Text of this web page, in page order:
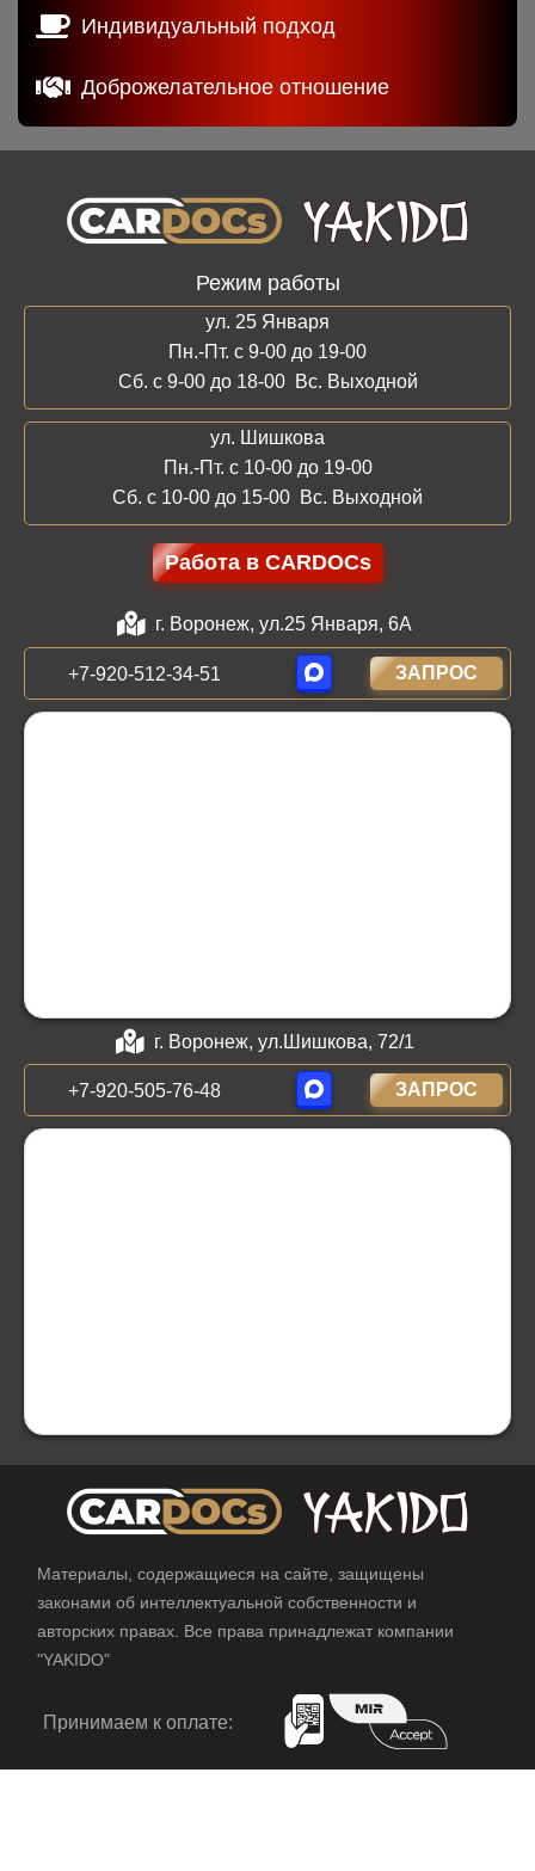
Индивидуальный подход
Доброжелательное отношение
Режим работы
ул. 25 Января
Пн.-Пт. с 9-00 до 19-00
Сб. с 9-00 до 18-00 Вс. Выходной
ул. Шишкова
Пн.-Пт. с 10-00 до 19-00
Сб. с 10-00 до 15-00 Вс. Выходной
Работа в CARDOCs
г. Воронеж, ул.25 Января, 6А
+7-920-512-34-51 ЗАПРОС
г. Воронеж, ул.Шишкова, 72/1
+7-920-505-76-48 ЗАПРОС
Материалы, содержащиеся на сайте, защищены
законами об интеллектуальной собственности и
авторских правах. Все права принадлежат компании
"YAKIDO"
Принимаем к оплате: